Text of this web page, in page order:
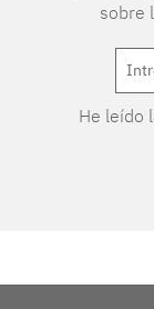
sobre
He leído